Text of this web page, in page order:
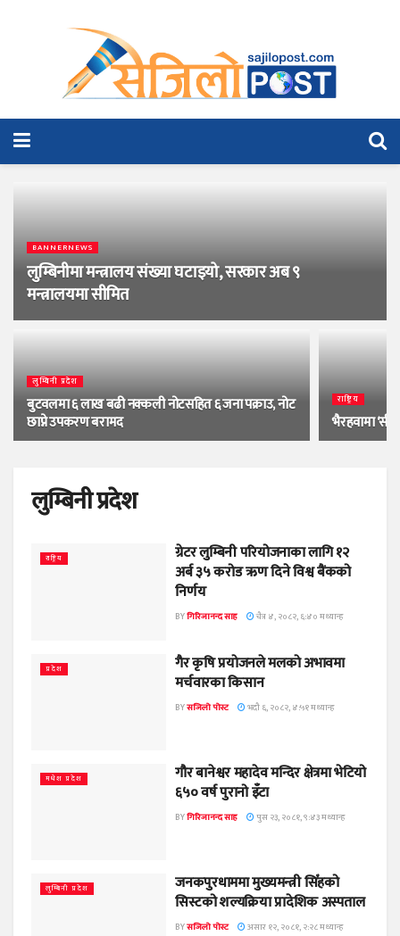
BANNERNEWS
लुम्बिनीमा मन्त्रालय संख्या घटाइयो, सरकार अब ९
मन्त्रालयमा सीमित
लुम्बिनी प्रदेश
बुटवलमा ६ लाख बढी नक्कली नोटसहित ६ जना पक्राउ, नोट
छाप्ने उपकरण बरामद
राष्ट्रिय
भैरहवामा
लुम्बिनी प्रदेश
राष्ट्रिय
ग्रेटर लुम्बिनी परियोजनाका लागि १२
अर्ब ३५ करोड ऋण दिने विश्व बैंकको
निर्णय
BYगिरिजानन्द साह चैत्र ४, २०८२, ६:४० मध्यान्ह
प्रदेश
गैर कृषि प्रयाेजनले मलकाे अभावमा
मर्चवारका किसान
BYसजिलो पोस्ट भदौ ६, २०८२, ४:५१ मध्यान्ह
मधेश प्रदेश
गौर बानेश्वर महादेव मन्दिर क्षेत्रमा भेटियो
६५० वर्ष पुरानो इँटा
BYगिरिजानन्द साह पुस २३, २०८१, ९:४३ मध्यान्ह
लुम्बिनी प्रदेश
जनकपुरधाममा मुख्यमन्त्री सिँहको
सिस्टको शल्यक्रिया प्रादेशिक अस्पताल
BYसजिलो पोस्ट असार १२, २०८१, २:२८ मध्यान्ह